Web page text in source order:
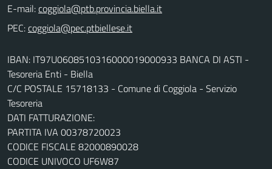
E-mail:
PEC:
IBAN: IT97U0608510316000019000933 BANCA DI ASTI -
Tesoreria Enti - Biella
C/C POSTALE 15718133 - Comune di Coggiola - Servizio
Tesoreria
DATI FATTURAZIONE:
PARTITA IVA 00378720023
CODICE FISCALE 82000890028
CODICE UNIVOCO UF6W87